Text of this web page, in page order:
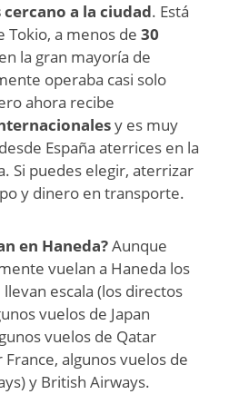
cercano a la ciudad. Está
Tokio, a menos de 30
en la gran mayoría de
operaba casi solo
ahora recibe
y es muy
España aterrices en la
Si puedes elegir, aterrizar
y dinero en transporte.
en Haneda?Aunque
vuelan a Haneda los
escala (los directos
vuelos de Japan
vuelos de Qatar
algunos vuelos de
y British Airways.